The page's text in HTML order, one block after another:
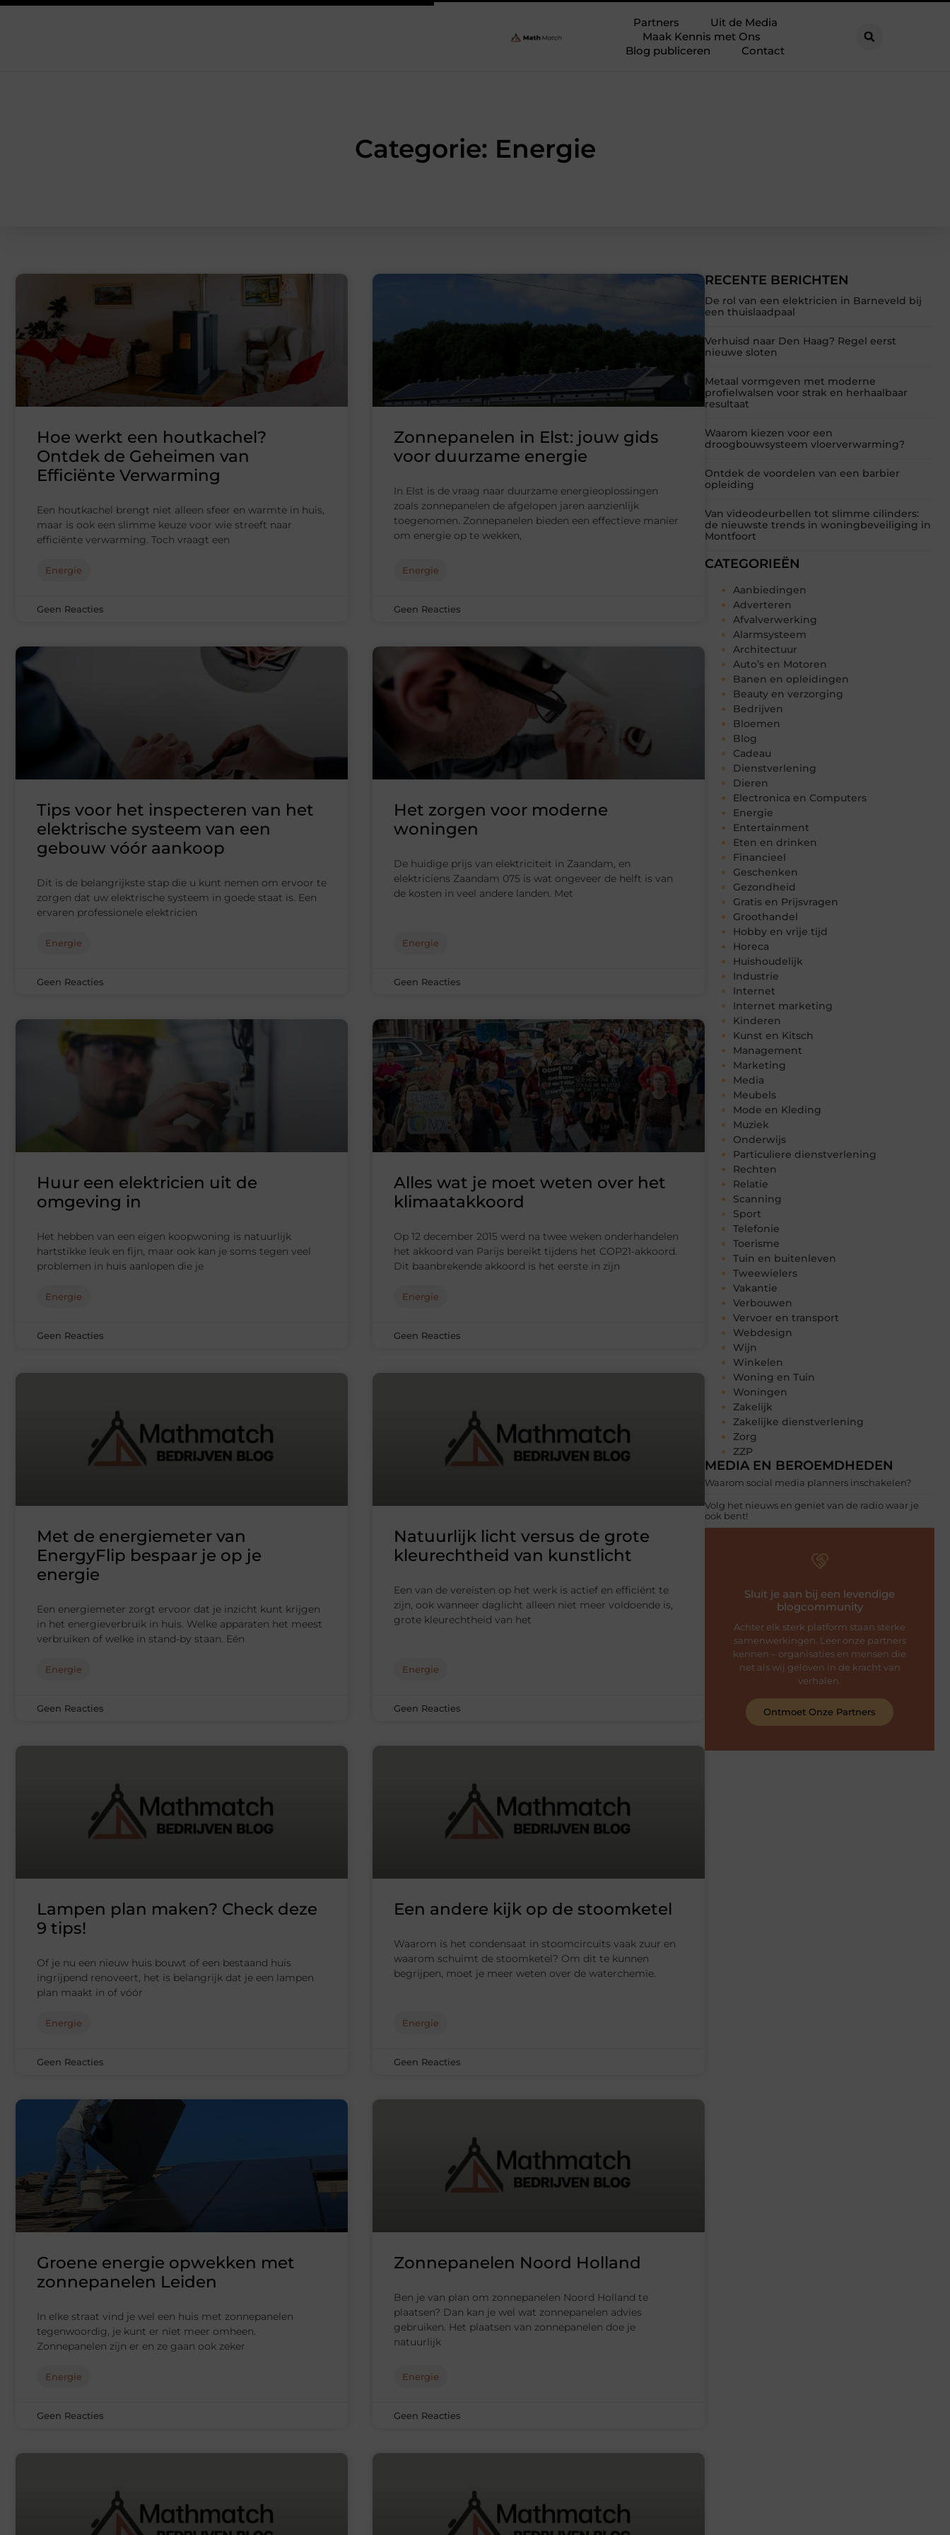
Partners
Uit de Media
Maak Kennis met Ons
Blog publiceren
Contact
Categorie: Energie
RECENTE BERICHTEN
De rol van een elektricien in Barneveld bij
een thuislaadpaal
Verhuisd naar Den Haag? Regel eerst
nieuwe sloten
Metaal vormgeven met moderne
profielwalsen voor strak en herhaalbaar
resultaat
Waarom kiezen voor een
droogbouwsysteem vloerverwarming?
Ontdek de voordelen van een barbier
opleiding
Van videodeurbellen tot slimme cilinders:
de nieuwste trends in woningbeveiliging in
Montfoort
CATEGORIEËN
Aanbiedingen
Adverteren
Afvalverwerking
Alarmsysteem
Architectuur
Auto’s en Motoren
Banen en opleidingen
Beauty en verzorging
Bedrijven
Bloemen
Blog
Cadeau
Dienstverlening
Dieren
Electronica en Computers
Energie
Entertainment
Eten en drinken
Financieel
Geschenken
Gezondheid
Gratis en Prijsvragen
Groothandel
Hobby en vrije tijd
Horeca
Huishoudelijk
Industrie
Internet
Internet marketing
Kinderen
Kunst en Kitsch
Management
Marketing
Media
Meubels
Mode en Kleding
Muziek
Onderwijs
Particuliere dienstverlening
Rechten
Relatie
Scanning
Sport
Telefonie
Toerisme
Tuin en buitenleven
Tweewielers
Vakantie
Verbouwen
Vervoer en transport
Webdesign
Wijn
Winkelen
Woning en Tuin
Woningen
Zakelijk
Zakelijke dienstverlening
Zorg
ZZP
MEDIA EN BEROEMDHEDEN
Waarom social media planners inschakelen?
Volg het nieuws en geniet van de radio waar je
ook bent!
Sluit je aan bij een levendige
blogcommunity
Achter elk sterk platform staan sterke
samenwerkingen. Leer onze partners
kennen – organisaties en mensen die
net als wij geloven in de kracht van
verhalen.
Ontmoet Onze Partners
Hoe werkt een houtkachel?
Ontdek de Geheimen van
Efficiënte Verwarming
Een houtkachel brengt niet alleen sfeer en warmte in huis,
maar is ook een slimme keuze voor wie streeft naar
efficiënte verwarming. Toch vraagt een
Energie
Geen Reacties
Zonnepanelen in Elst: jouw gids
voor duurzame energie
In Elst is de vraag naar duurzame energieoplossingen
zoals zonnepanelen de afgelopen jaren aanzienlijk
toegenomen. Zonnepanelen bieden een effectieve manier
om energie op te wekken,
Energie
Geen Reacties
Tips voor het inspecteren van het
elektrische systeem van een
gebouw vóór aankoop
Dit is de belangrijkste stap die u kunt nemen om ervoor te
zorgen dat uw elektrische systeem in goede staat is. Een
ervaren professionele elektricien
Energie
Geen Reacties
Het zorgen voor moderne
woningen
De huidige prijs van elektriciteit in Zaandam, en
elektriciens Zaandam 075 is wat ongeveer de helft is van
de kosten in veel andere landen. Met
Energie
Geen Reacties
Huur een elektricien uit de
omgeving in
Het hebben van een eigen koopwoning is natuurlijk
hartstikke leuk en fijn, maar ook kan je soms tegen veel
problemen in huis aanlopen die je
Energie
Geen Reacties
Alles wat je moet weten over het
klimaatakkoord
Op 12 december 2015 werd na twee weken onderhandelen
het akkoord van Parijs bereikt tijdens het COP21-akkoord.
Dit baanbrekende akkoord is het eerste in zijn
Energie
Geen Reacties
Met de energiemeter van
EnergyFlip bespaar je op je
energie
Een energiemeter zorgt ervoor dat je inzicht kunt krijgen
in het energieverbruik in huis. Welke apparaten het meest
verbruiken of welke in stand-by staan. Eén
Energie
Geen Reacties
Natuurlijk licht versus de grote
kleurechtheid van kunstlicht
Een van de vereisten op het werk is actief en efficiënt te
zijn, ook wanneer daglicht alleen niet meer voldoende is,
grote kleurechtheid van het
Energie
Geen Reacties
Lampen plan maken? Check deze
9 tips!
Of je nu een nieuw huis bouwt of een bestaand huis
ingrijpend renoveert, het is belangrijk dat je een lampen
plan maakt in of vóór
Energie
Geen Reacties
Een andere kijk op de stoomketel
Waarom is het condensaat in stoomcircuits vaak zuur en
waarom schuimt de stoomketel? Om dit te kunnen
begrijpen, moet je meer weten over de waterchemie.
Energie
Geen Reacties
Groene energie opwekken met
zonnepanelen Leiden
In elke straat vind je wel een huis met zonnepanelen
tegenwoordig, je kunt er niet meer omheen.
Zonnepanelen zijn er en ze gaan ook zeker
Energie
Geen Reacties
Zonnepanelen Noord Holland
Ben je van plan om zonnepanelen Noord Holland te
plaatsen? Dan kan je wel wat zonnepanelen advies
gebruiken. Het plaatsen van zonnepanelen doe je
natuurlijk
Energie
Geen Reacties